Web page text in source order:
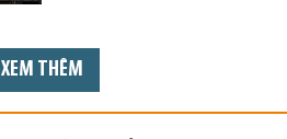
XEM THÊM